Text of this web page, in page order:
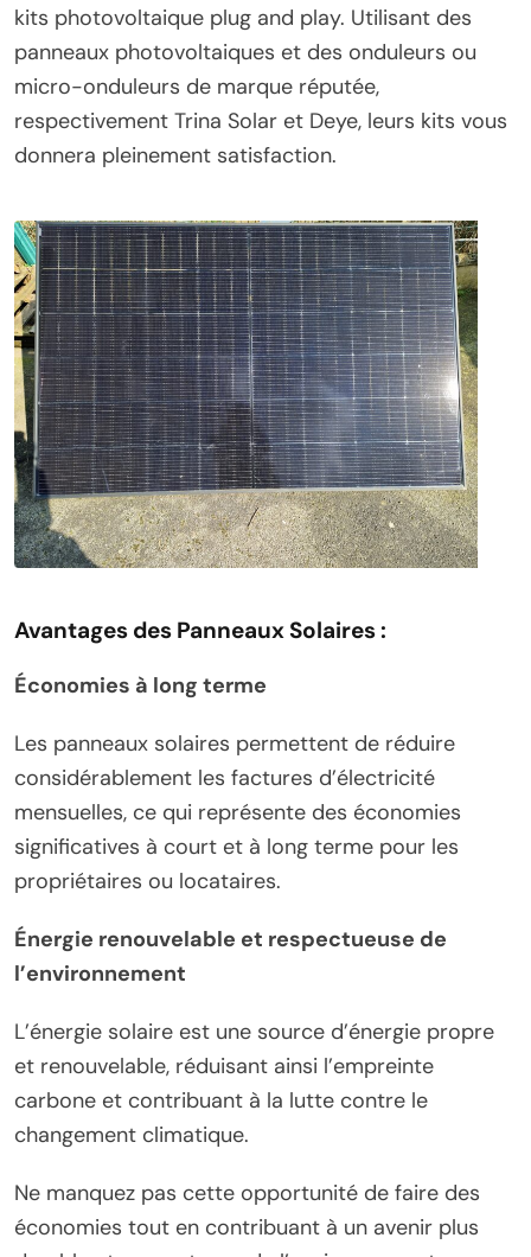
kits photovoltaique plug and play. Utilisant des
panneaux photovoltaiques et des onduleurs ou
micro-onduleurs de marque réputée,
respectivement Trina Solar et Deye, leurs kits vous
donnera pleinement satisfaction.
Avantages des Panneaux Solaires :
Économies à long terme
Les panneaux solaires permettent de réduire
considérablement les factures d’électricité
mensuelles, ce qui représente des économies
significatives à court et à long terme pour les
propriétaires ou locataires.
Énergie renouvelable et respectueuse de
l’environnement
L’énergie solaire est une source d’énergie propre
et renouvelable, réduisant ainsi l’empreinte
carbone et contribuant à la lutte contre le
changement climatique.
Ne manquez pas cette opportunité de faire des
économies tout en contribuant à un avenir plus